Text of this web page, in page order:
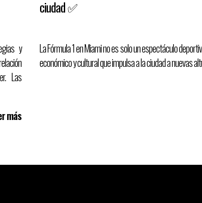
a mediano y largo plazo.
y
Las
más
ciudad ✅
La Fórmula 1 en Miami no es solo un espectáculo
económico y cultural que impulsa a la ciudad a nuevas